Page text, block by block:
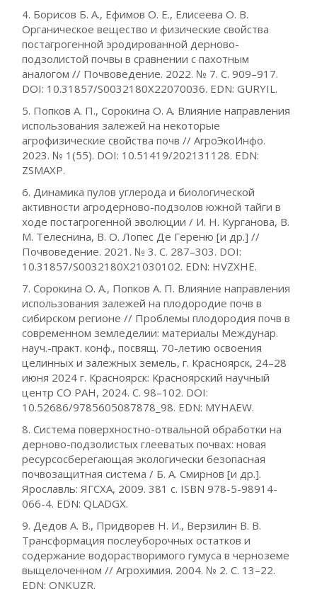
4. Борисов Б. А., Ефимов О. Е., Елисеева О. В.
Органическое вещество и физические свойства
постагрогенной эродированной дерново-
подзолистой почвы в сравнении с пахотным
аналогом // Почвоведение. 2022. № 7. С. 909–917.
DOI: 10.31857/S0032180X22070036. EDN: GURYIL.
5. Попков А. П., Сорокина О. А. Влияние направления
использования залежей на некоторые
агрофизические свойства почв // АгроЭкоИнфо.
2023. № 1(55). DOI: 10.51419/202131128. EDN:
ZSMAXP.
6. Динамика пулов углерода и биологической
активности агродерново-подзолов южной тайги в
ходе постагрогенной эволюции / И. Н. Курганова, В.
М. Телеснина, В. О. Лопес Де Гереню [и др.] //
Почвоведение. 2021. № 3. С. 287–303. DOI:
10.31857/S0032180X21030102. EDN: HVZXHE.
7. Сорокина О. А., Попков А. П. Влияние направления
использования залежей на плодородие почв в
сибирском регионе // Проблемы плодородия почв в
современном земледелии: материалы Междунар.
науч.-практ. конф., посвящ. 70-летию освоения
целинных и залежных земель, г. Красноярск, 24–28
июня 2024 г. Красноярск: Красноярский научный
центр СО РАН, 2024. С. 98–102. DOI:
10.52686/9785605087878_98. EDN: MYHAEW.
8. Система поверхностно-отвальной обработки на
дерново-подзолистых глееватых почвах: новая
ресурсосберегающая экологически безопасная
почвозащитная система / Б. А. Смирнов [и др.].
Ярославль: ЯГСХА, 2009. 381 с. ISBN 978-5-98914-
066-4. EDN: QLADGX.
9. Дедов А. В., Придворев Н. И., Верзилин В. В.
Трансформация послеуборочных остатков и
содержание водорастворимого гумуса в черноземе
выщелоченном // Агрохимия. 2004. № 2. С. 13–22.
EDN: ONKUZR.